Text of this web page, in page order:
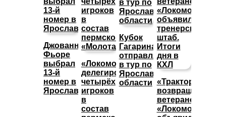
Джованни
Фьоре
выбрал
13-й
номер в
Ярославле
«Локомотив»
делегировал
четырёх
игроков
в
состав
Кубок
Гагарина
отправляется
в тур по
Ярославской
области «Трактор»
возвращает
ветеранов,
«Локомотив»